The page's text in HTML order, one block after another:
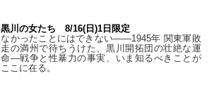
黒川の女たち 8/16(日)1日限定
なかったことにはできない——1945年 関東軍敗
走の満州で待ちうけた、黒川開拓団の壮絶な運
命―戦争と性暴力の事実、いま知るべきことが
ここに在る。